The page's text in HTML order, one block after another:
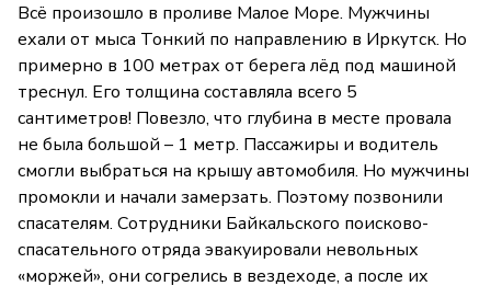
Всё произошло в проливе Малое Море. Мужчины
ехали от мыса Тонкий по направлению в Иркутск. Но
примерно в 100 метрах от берега лёд под машиной
треснул. Его толщина составляла всего 5
сантиметров! Повезло, что глубина в месте провала
не была большой – 1 метр. Пассажиры и водитель
смогли выбраться на крышу автомобиля. Но мужчины
промокли и начали замерзать. Поэтому позвонили
спасателям. Сотрудники Байкальского поисково-
спасательного отряда эвакуировали невольных
«моржей», они согрелись в вездеходе, а после их